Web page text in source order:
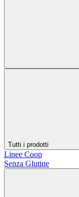
Tutti i prodotti
Linee Coop
Senza Glutine